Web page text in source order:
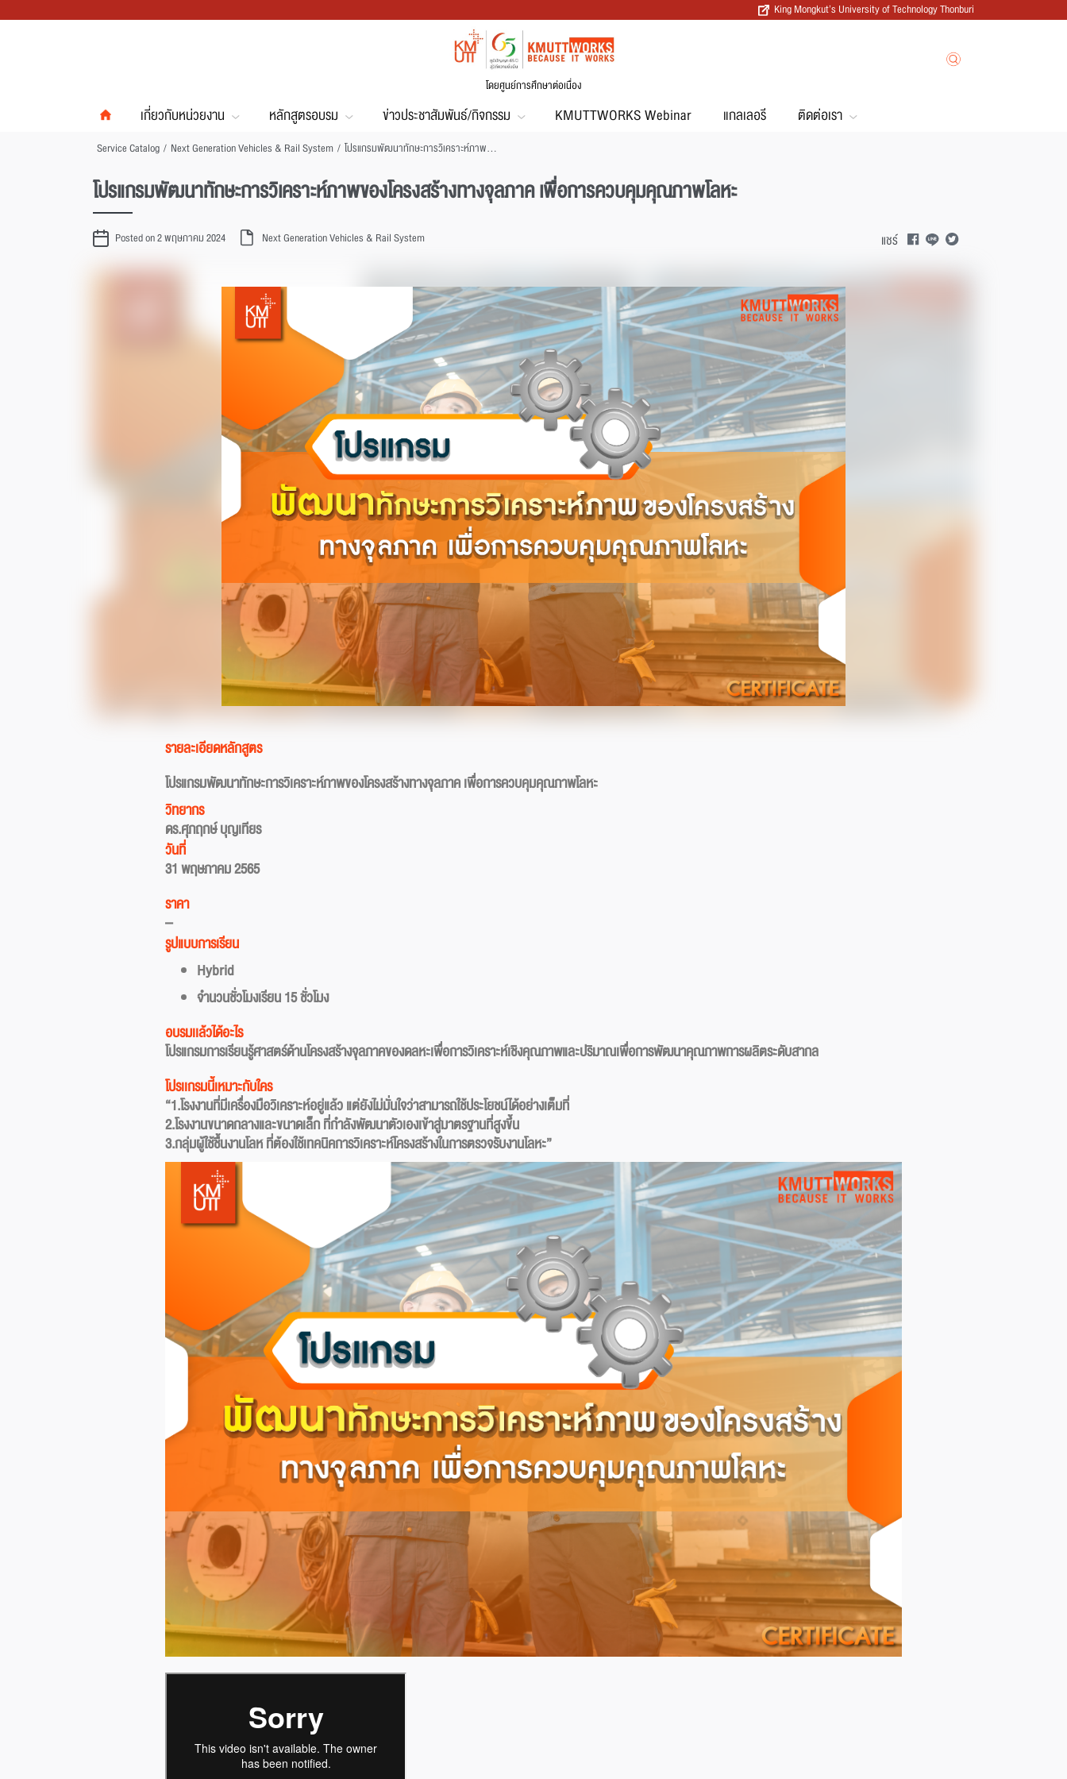
King Mongkut’s University of Technology Thonburi
โดยศูนย์การศึกษาต่อเนื่อง
เกี่ยวกับหน่วยงาน หลักสูตรอบรม ข่าวประชาสัมพันธ์/กิจกรรม KMUTTWORKS Webinar แกลเลอรี ติดต่อเรา
Service Catalog / Next Generation Vehicles & Rail System / โปรแกรมพัฒนาทักษะการวิเคราะห์ภาพของโครงสร้างทางจุลภาค เพื่อการควบคุมคุณภาพโลหะ
โปรแกรมพัฒนาทักษะการวิเคราะห์ภาพของโครงสร้างทางจุลภาค เพื่อการควบคุมคุณภาพโลหะ
Posted on 2 พฤษภาคม 2024 Next Generation Vehicles & Rail System แชร์
รายละเอียดหลักสูตร
โปรแกรมพัฒนาทักษะการวิเคราะห์ภาพของโครงสร้างทางจุลภาค เพื่อการควบคุมคุณภาพโลหะ
วิทยากร
ดร.ศุภฤกษ์ บุญเทียร
วันที่
31 พฤษภาคม 2565
ราคา
–
รูปแบบการเรียน
Hybrid
จำนวนชั่วโมงเรียน 15 ชั่วโมง
อบรมเเล้วได้อะไร
โปรแกรมการเรียนรู้ศาสตร์ด้านโครงสร้างจุลภาคของดลหะเพื่อการวิเคราะห์เชิงคุณภาพและปริมาณเพื่อการพัฒนาคุณภาพการผลิตระดับสากล
โปรเเกรมนี้เหมาะกับใคร
“1.โรงงานที่มีเครื่องมือวิเคราะห์อยู่แล้ว แต่ยังไม่มั่นใจว่าสามารถใช้ประโยชน์ได้อย่างเต็มที่
2.โรงงานขนาดกลางและขนาดเล็ก ที่กำลังพัฒนาตัวเองเข้าสู่มาตรฐานที่สูงขึ้น
3.กลุ่มผู้ใช้ชื้นงานโลห ที่ต้องใช้เทคนิคการวิเคราะห์โครงสร้างในการตรวจรับงานโลหะ”